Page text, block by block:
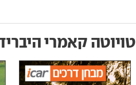
טויוטה קאמרי